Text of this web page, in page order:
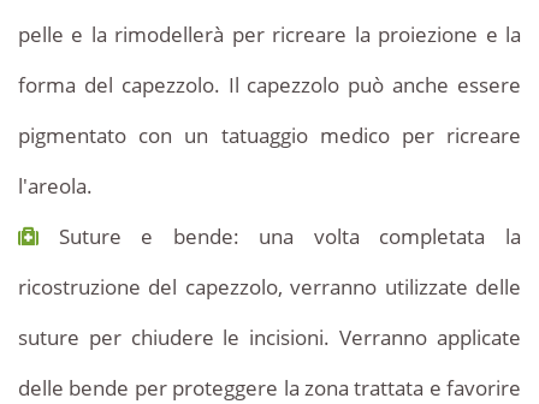
pelle e la rimodellerà per ricreare la proiezione e la
forma del capezzolo. Il capezzolo può anche essere
pigmentato con un tatuaggio medico per ricreare
l'areola.
Suture e bende: una volta completata la
ricostruzione del capezzolo, verranno utilizzate delle
suture per chiudere le incisioni. Verranno applicate
delle bende per proteggere la zona trattata e favorire